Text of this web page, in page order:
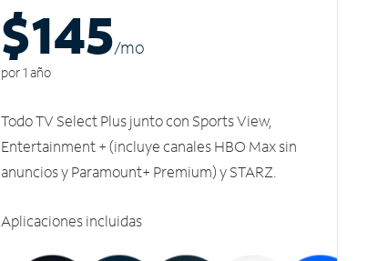
$145/mo
por 1 año
Todo TV Select Plus junto con Sports View,
Entertainment + (incluye canales HBO Max sin
anuncios y Paramount+ Premium) y STARZ.
Aplicaciones incluidas